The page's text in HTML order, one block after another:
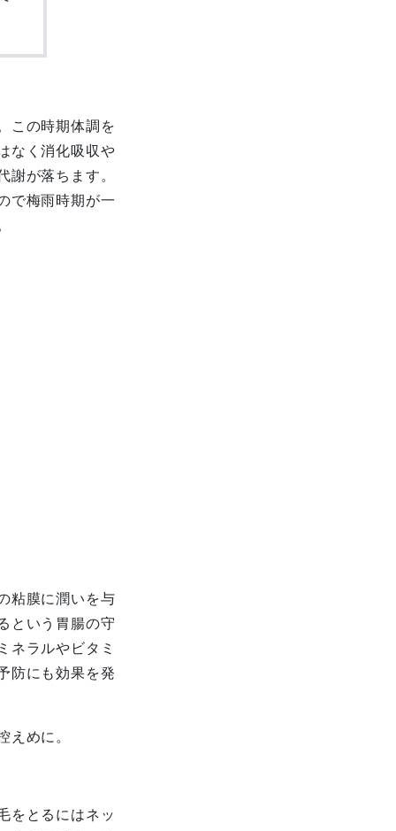
この時期体調を
なく消化吸収や
謝が落ちます。
で梅雨時期が一
粘膜に潤いを与
という胃腸の守
ネラルやビタミ
防にも効果を発
えめに。
をとるにはネッ